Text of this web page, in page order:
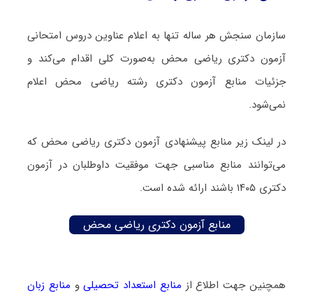
سازمان سنجش هر ساله تنها به اعلام عناوین دروس امتحانی
آزمون دکتری ریاضی محض به‌صورت کلی اقدام می‌کند و
جزئیات منابع آزمون دکتری رشته ریاضی محض اعلام
نمی‌شود.
در لینک زیر منابع پیشنهادی آزمون دکتری ریاضی محض که
می‌توانند منابع مناسبی جهت موفقیت داوطلبان در آزمون
دکتری ۱۴۰۵ باشند ارائه شده است.
منابع آزمون دکتری ریاضی محض
همچنین جهت اطلاع از منابع استعداد تحصیلیو منابع زبان